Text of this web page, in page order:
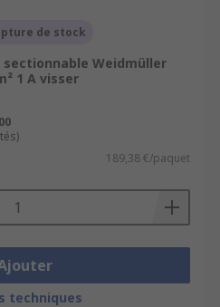
de stock
Weidmüller
1 A visser
189,38 €/paquet
techniques